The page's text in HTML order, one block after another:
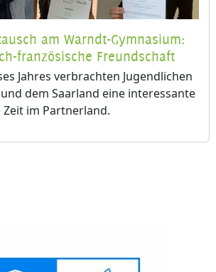
am Warndt-Gymnasium:
französische Freundschaft
Jahres verbrachten Jugendlichen
dem Saarland eine interessante
im Partnerland.